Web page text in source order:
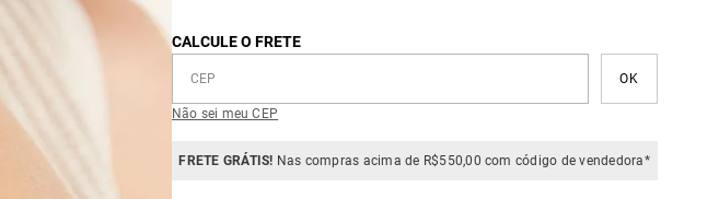
CALCULE O FRETE
Não sei meu CEP
FRETE GRÁTIS! Nas compras acima de R$550,00 com código de vendedora*